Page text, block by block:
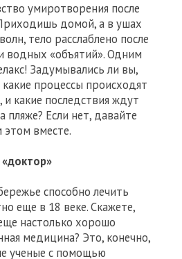
умиротворения после
домой, а в ушах
тело расслаблено после
водных «объятий». Одним
Задумывались ли вы,
процессы происходят
какие последствия ждут
пляже? Если нет, давайте
этом вместе.
способно лечить
еще в 18 веке. Скажете,
настолько хорошо
медицина? Это, конечно,
ученые с помощью